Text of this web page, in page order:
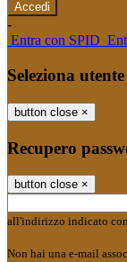
-
Entra con SPID
Seleziona utente
button close ×
Recupero
button close ×
all'indirizzo indicato
Non hai una e-mail